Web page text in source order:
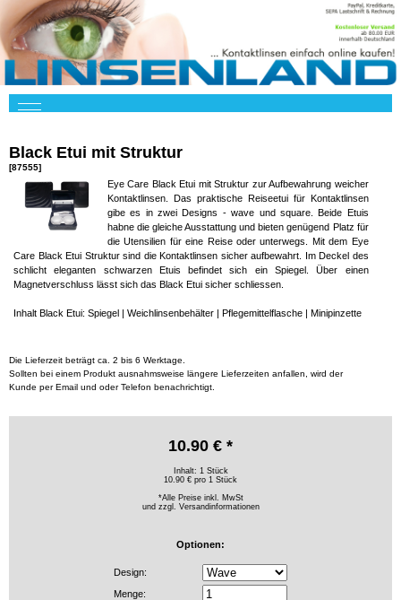
Black Etui mit Struktur
[87555]
Eye Care Black Etui mit Struktur zur Aufbewahrung weicher
Kontaktlinsen. Das praktische Reiseetui für Kontaktlinsen
gibe es in zwei Designs - wave und square. Beide Etuis
habne die gleiche Ausstattung und bieten genügend Platz für
die Utensilien für eine Reise oder unterwegs. Mit dem Eye
Care Black Etui Struktur sind die Kontaktlinsen sicher aufbewahrt. Im Deckel des
schlicht eleganten schwarzen Etuis befindet sich ein Spiegel. Über einen
Magnetverschluss lässt sich das Black Etui sicher schliessen.
Inhalt Black Etui: Spiegel | Weichlinsenbehälter | Pflegemittelflasche | Minipinzette
Die Lieferzeit beträgt ca. 2 bis 6 Werktage.
Sollten bei einem Produkt ausnahmsweise längere Lieferzeiten anfallen, wird der
Kunde per Email und oder Telefon benachrichtigt.
10.90 € *
Inhalt: 1 Stück
10.90 € pro 1 Stück
*Alle Preise inkl. MwSt
und zzgl. Versandinformationen
Optionen:
Design:
Menge: